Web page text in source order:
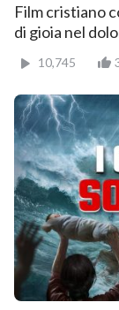
Film cristiano
di gioia nel
10,745